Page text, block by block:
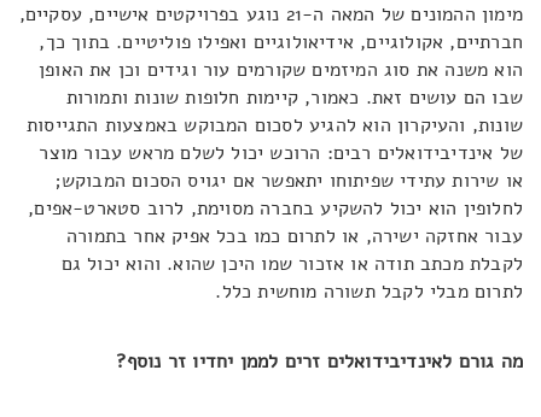
מימון ההמונים של המאה ה-21 נוגע בפרויקטים אישיים, עסקיים,
חברתיים, אקולוגיים, אידיאולוגיים ואפילו פוליטיים. בתוך כך,
הוא משנה את סוג המיזמים שקורמים עור וגידים וכן את האופן
שבו הם עושים זאת. כאמור, קיימות חלופות שונות ותמורות
שונות, והעיקרון הוא להגיע לסכום המבוקש באמצעות התגייסות
של אינדיבידואלים רבים: הרוכש יכול לשלם מראש עבור מוצר
או שירות עתידי שפיתוחו יתאפשר אם יגויס הסכום המבוקש;
לחלופין הוא יכול להשקיע בחברה מסוימת, לרוב סטארט-אפים,
עבור אחזקה ישירה, או לתרום כמו בכל אפיק אחר בתמורה
לקבלת מכתב תודה או אזכור שמו היכן שהוא. והוא יכול גם
לתרום מבלי לקבל תשורה מוחשית כלל.
מה גורם לאינדיבידואלים זרים לממן יחדיו זר נוסף?